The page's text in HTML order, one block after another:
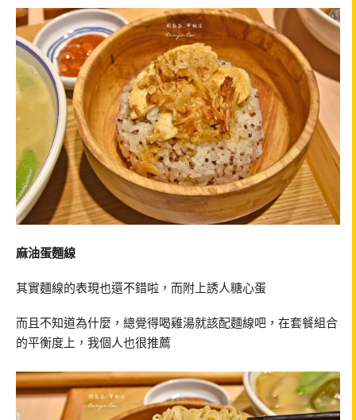
麻油蛋麵線
其實麵線的表現也還不錯啦，而附上誘人糖心蛋
而且不知道為什麼，總覺得喝雞湯就該配麵線吧，在套餐組合
的平衡度上，我個人也很推薦